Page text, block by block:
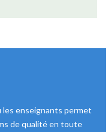
les enseignants permet
de qualité en toute